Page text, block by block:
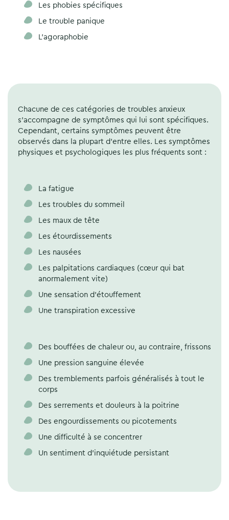
Les phobies spécifiques
Le trouble panique
L’agoraphobie
Chacune de ces catégories de troubles anxieux
s’accompagne de symptômes qui lui sont spécifiques.
Cependant, certains symptômes peuvent être
observés dans la plupart d’entre elles. Les symptômes
physiques et psychologiques les plus fréquents sont :
La fatigue
Les troubles du sommeil
Les maux de tête
Les étourdissements
Les nausées
Les palpitations cardiaques (cœur qui bat
anormalement vite)
Une sensation d’étouffement
Une transpiration excessive
Des bouffées de chaleur ou, au contraire, frissons
Une pression sanguine élevée
Des tremblements parfois généralisés à tout le
corps
Des serrements et douleurs à la poitrine
Des engourdissements ou picotements
Une difficulté à se concentrer
Un sentiment d’inquiétude persistant